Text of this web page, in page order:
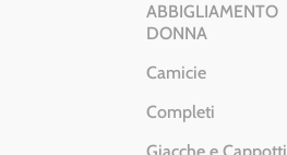
ABBIGLIAMENTO
DONNA
Camicie
Completi